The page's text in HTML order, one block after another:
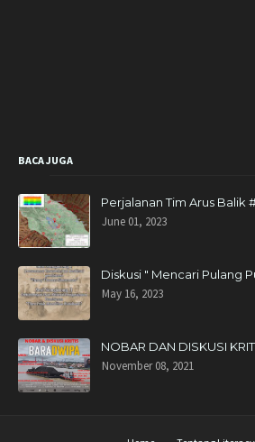
BACA JUGA
Perjalanan Tim Arus Balik
June 01, 2023
Diskusi " Mencari Pulang
May 16, 2023
NOBAR DAN DISKUSI
November 08, 2021